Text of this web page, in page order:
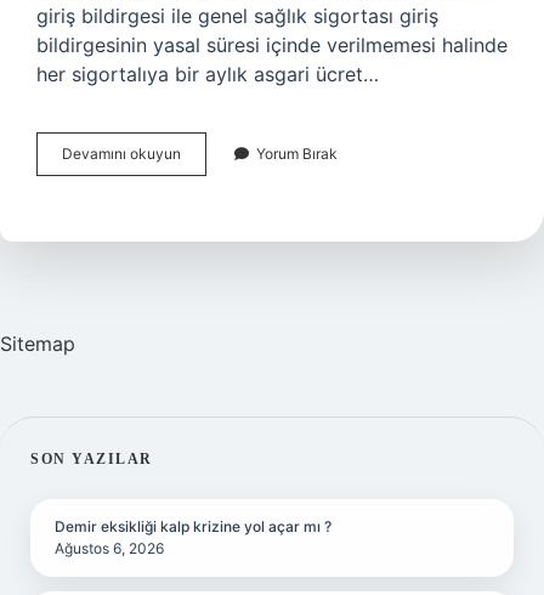
giriş bildirgesi ile genel sağlık sigortası giriş
bildirgesinin yasal süresi içinde verilmemesi halinde
her sigortalıya bir aylık asgari ücret…
Devamını okuyun
Bildirgesi
Yorum Bırak
Sitemap
SIDEBAR
SON YAZILAR
Demir eksikliği kalp krizine yol açar mı ?
Ağustos 6, 2026